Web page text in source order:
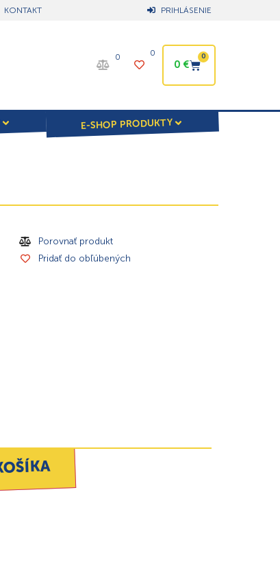
KONTAKT PRIHLÁSENIE
0 0
0€
0
E-SHOP PRODUKTY
Porovnať produkt
Pridať do obľúbených